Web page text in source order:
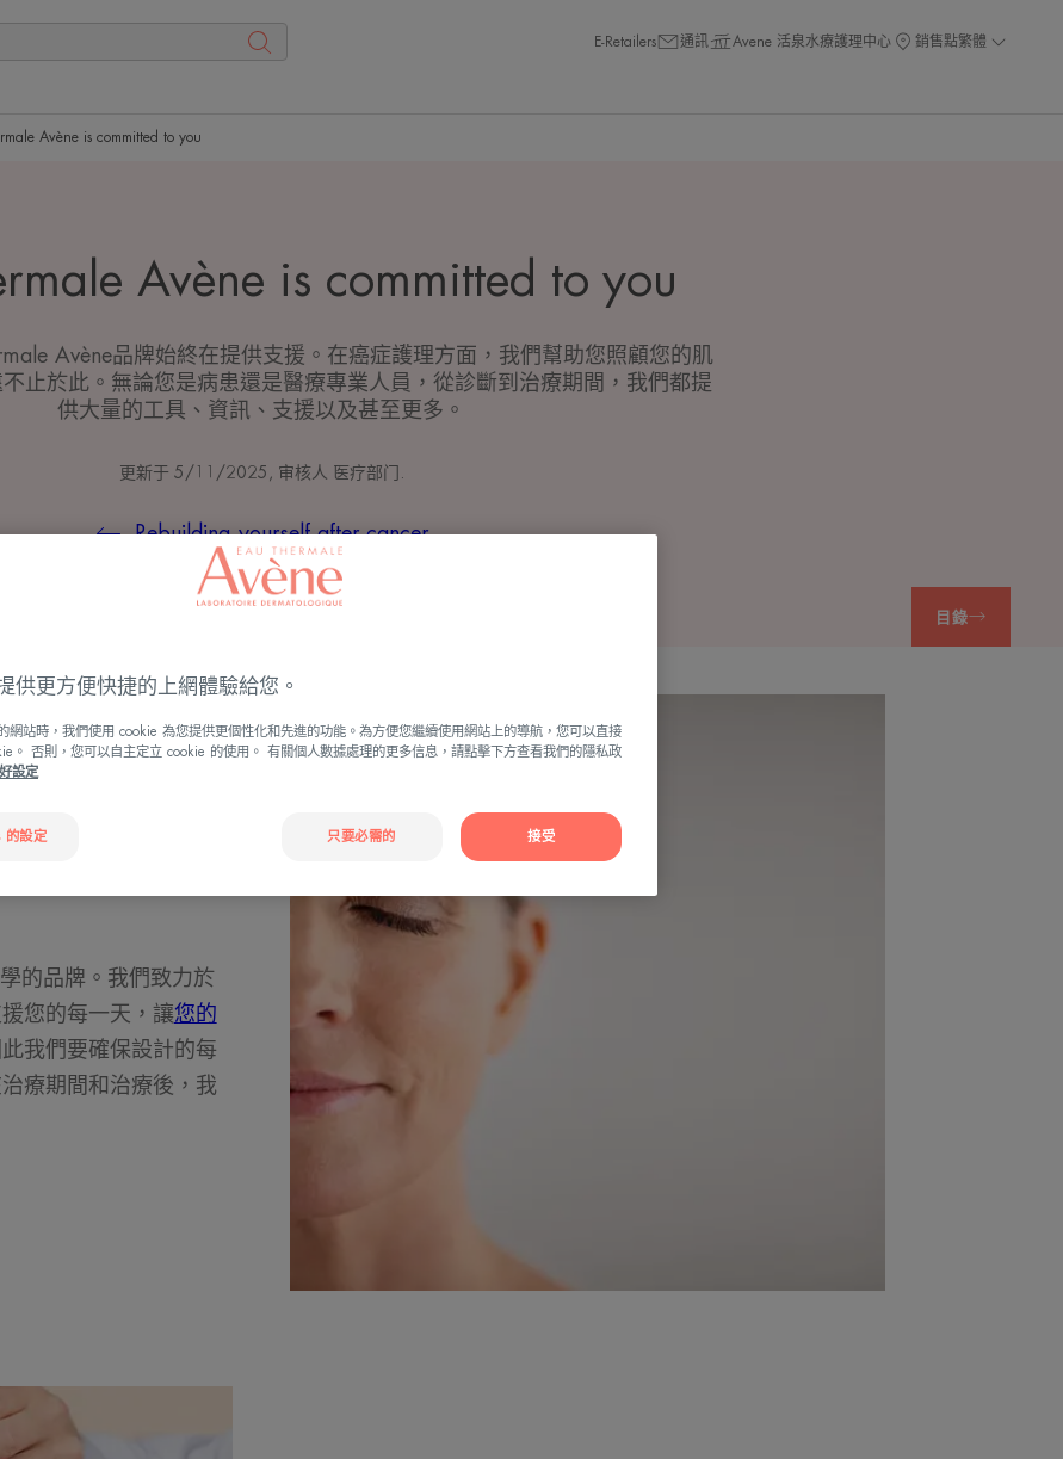
E-Retailers 通訊 Avene 活泉水療護理中心 銷售點繁體
Avène is committed to you
Avène is committed to you
Avène品牌始終在提供支援。在癌症護理方面，我們幫助您照顧您的肌
止於此。無論您是病患還是醫療專業人員，從診斷到治療期間，我們都提
供大量的工具、資訊、支援以及甚至更多。
更新于 5/11/2025 , 审核人 医疗部门
Rebuilding yourself after cancer
目錄
產品：
的品牌。我們致力於
您的每一天，讓您的
我們要確保設計的每
療期間和治療後，我
供更方便快捷的上網體驗給您。
網站時，我們使用 cookie 為您提供更個性化和先進的功能。為方便您繼續使用網站上的導航，您可以直接
。 否則，您可以自主定立 cookie 的使用。 有關個人數據處理的更多信息，請點擊下方查看我們的隱私政
設定
的設定 只要必需的 接受